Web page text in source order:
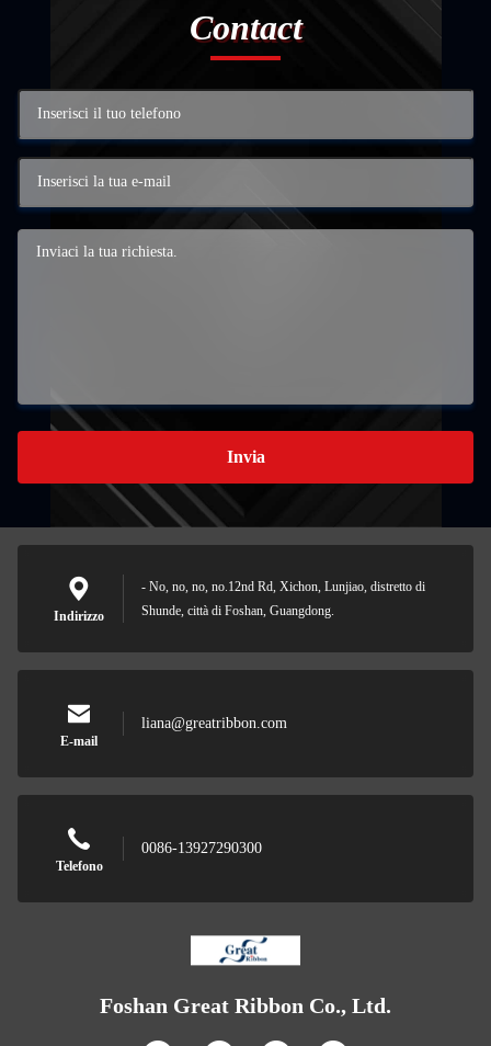
Contact
Invia
Indirizzo
- No, no, no, no.12nd Rd, Xichon, Lunjiao, distretto di
Shunde, città di Foshan, Guangdong.
E-mail
liana@greatribbon.com
Telefono
0086-13927290300
Foshan Great Ribbon Co., Ltd.